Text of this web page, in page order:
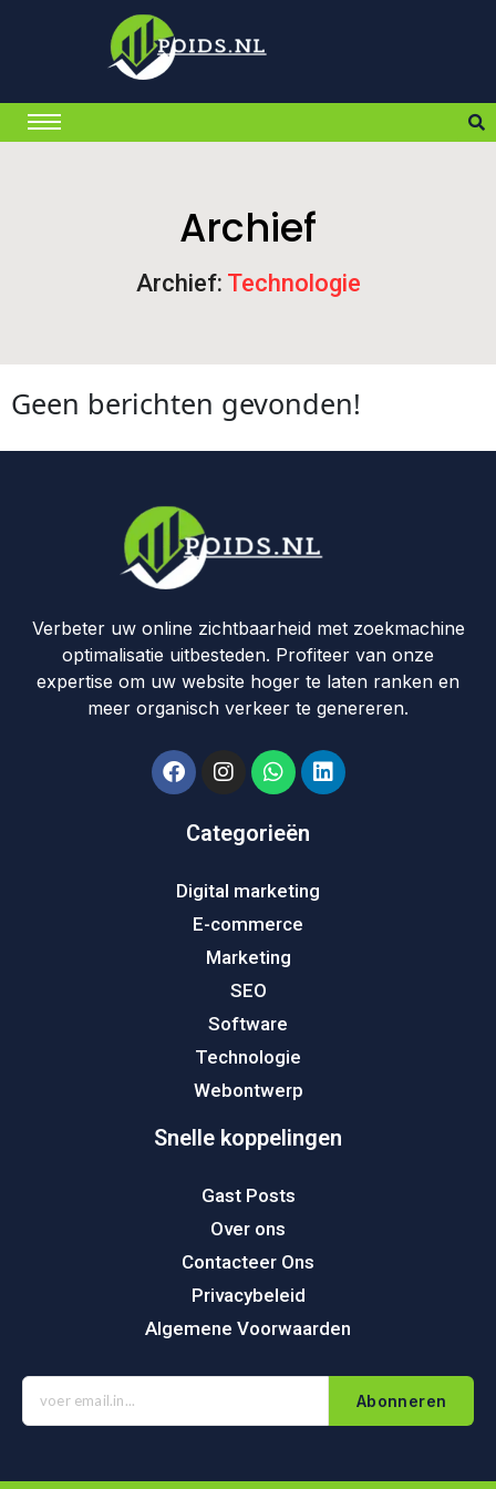
Archief
Archief: Technologie
Geen berichten gevonden!
Verbeter uw online zichtbaarheid met zoekmachine
optimalisatie uitbesteden. Profiteer van onze
expertise om uw website hoger te laten ranken en
meer organisch verkeer te genereren.
Categorieën
Digital marketing
E-commerce
Marketing
SEO
Software
Technologie
Webontwerp
Snelle koppelingen
Gast Posts
Over ons
Contacteer Ons
Privacybeleid
Algemene Voorwaarden
Abonneren